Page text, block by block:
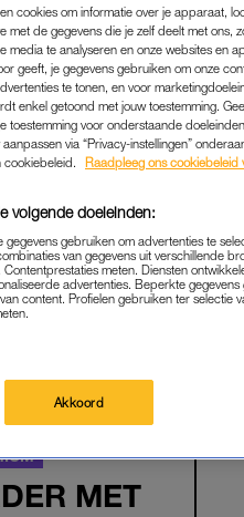
DE JONG
MET
cookies om informatie over je apparaat,
de gegevens die je zelf deelt met ons,
media te analyseren en onze websites en
geeft, je gegevens gebruiken om onze
te tonen, en voor
enkel getoond met jouw toestemming.
voor onderstaande
via “Privacy-instellingen”
cookiebeleid.
Raadpleeg ons cookiebeleid
volgende doeleinden:
gebruiken om advertenties te
van gegevens uit verschillende
meten. Diensten
advertenties. Beperkte
content. Profielen gebruiken ter selectie
Akkoord